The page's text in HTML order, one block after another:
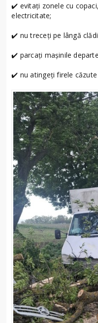
✔️ evitați zonele cu
electricitate;
✔️ nu treceți pe lângă
✔️ parcați mașinile
✔️ nu atingeți firele căzute